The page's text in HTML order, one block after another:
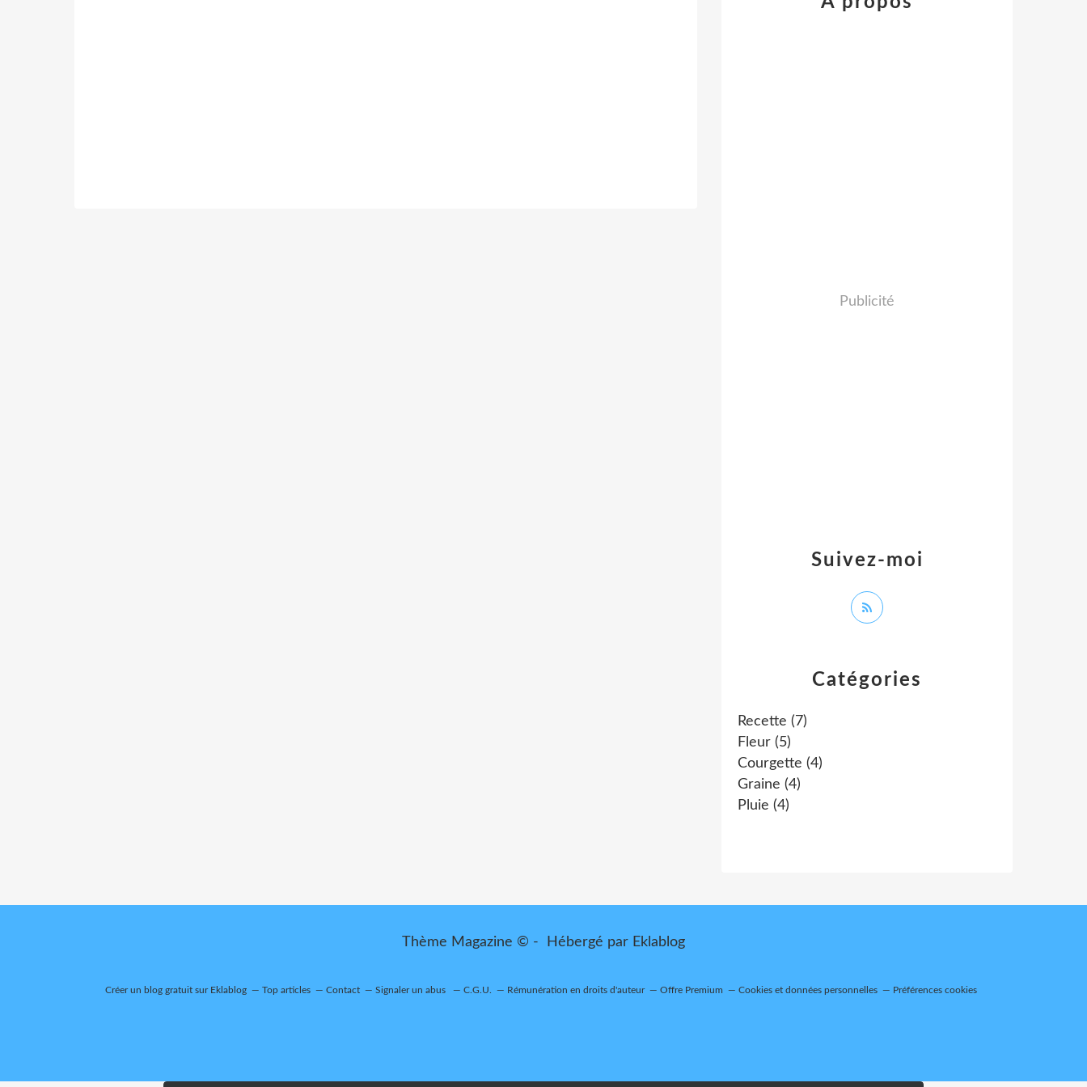
Catégories
Recette (7)
Fleur (5)
Courgette (4)
Graine (4)
Pluie (4)
Suivez-moi
Publicité
Thème Magazine © - Hébergé par Eklablog
Créer un blog gratuit sur Eklablog Top articles Contact Signaler un abus C.G.U. Rémunération en droits d'auteur Offre Premium Cookies et données personnelles Préférences cookies